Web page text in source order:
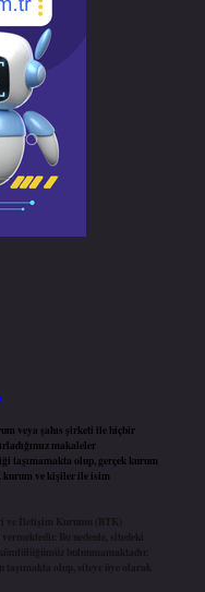
veya şahıs şirketi ile hiçbir
makaleler
taşımamakta olup, gerçek kurum
kurum ve kişiler ile isim
ve İletişim Kurumu (BTK)
Bu nedenle, sitedeki
bulunmamaktadır.
olup, siteye üye olarak